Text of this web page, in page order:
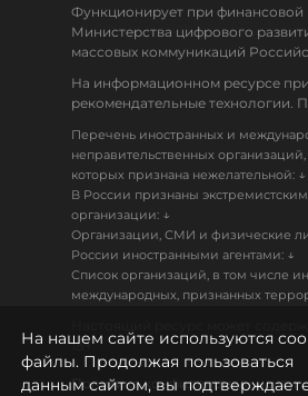
Функционирует при
Министерства цифрового
массовых коммуникаций
На информационном ресурсе
рекомендательные технологии.
Перечень иностранных и
неправительственных организаций,
которых признана нежелательной: ↓
В России признаны
организации: ↓
Организации, СМИ и физические
России иностранными агентами: ↓
Список организаций, в том числе
международных, признанных
18+
Политика конфиденциальности
На нашем сайте используются
файлы. Продолжая пользоваться
данным сайтом, вы